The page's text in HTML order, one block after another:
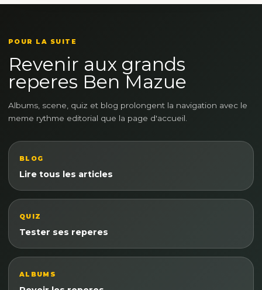
POUR LA SUITE
Revenir aux grands
reperes Ben Mazue
Albums, scene, quiz et blog prolongent la navigation avec le
meme rythme editorial que la page d'accueil.
BLOG
Lire tous les articles
QUIZ
Tester ses reperes
ALBUMS